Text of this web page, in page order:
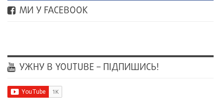
МИ У FACEBOOK
УЖНУ В YOUTUBE – ПІДПИШИСЬ!